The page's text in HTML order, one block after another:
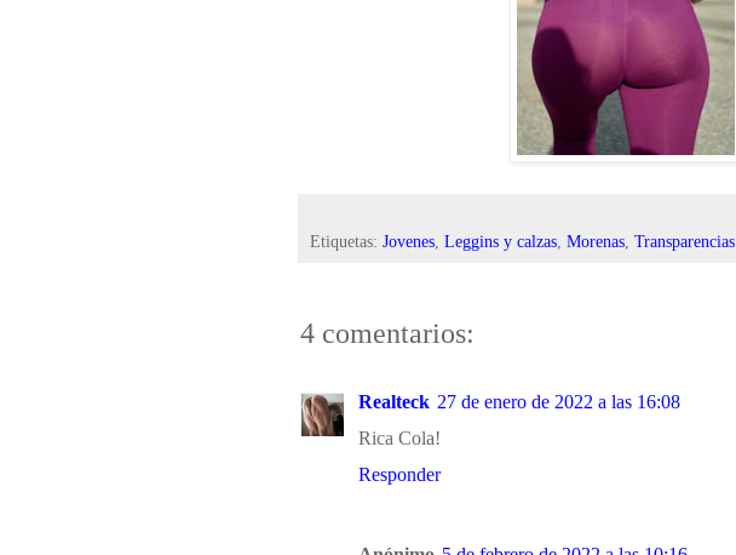
Etiquetas: Jovenes Leggins y calzas Morenas Transparencias
4 comentarios:
Realteck 27 de enero de 2022 a las 16:08
Rica Cola!
Responder